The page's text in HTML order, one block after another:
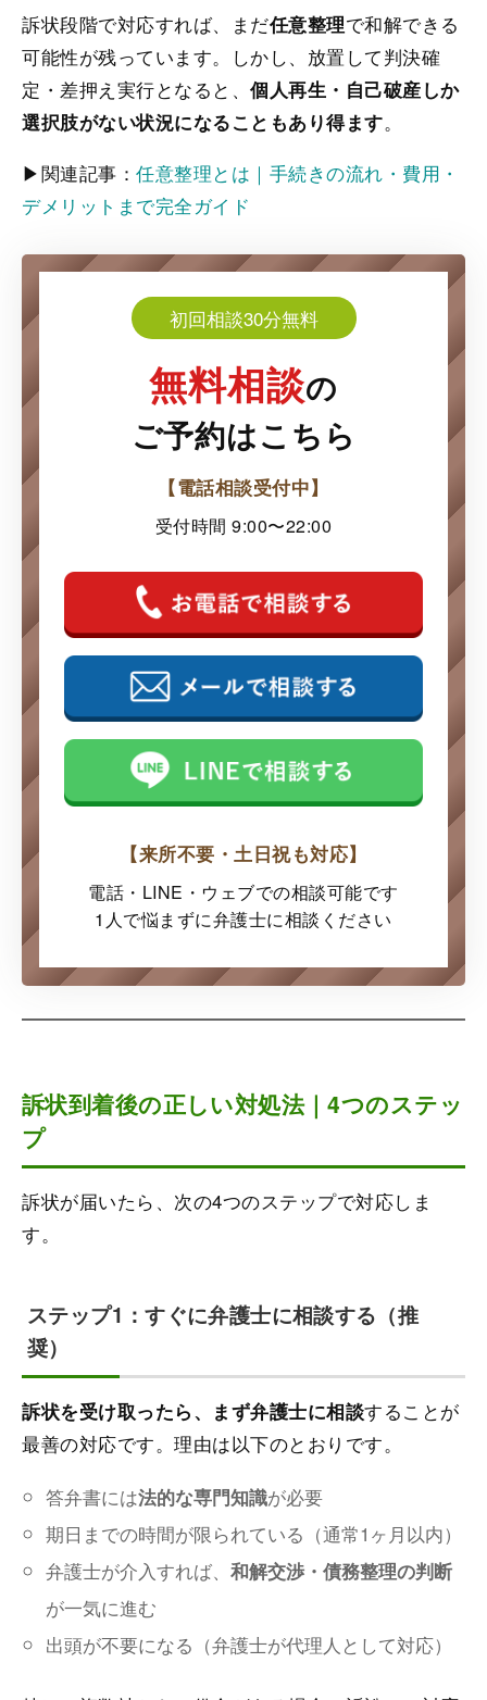
訴状段階で対応すれば、まだ任意整理で和解できる
可能性が残っています。しかし、放置して判決確
定・差押え実行となると、個人再生・自己破産しか
選択肢がない状況になることもあり得ます。
▶関連記事：任意整理とは｜手続きの流れ・費用・
デメリットまで完全ガイド
初回相談30分無料
無料相談の
ご予約はこちら
【電話相談受付中】
受付時間 9:00〜22:00
【来所不要・土日祝も対応】
電話・LINE・ウェブでの相談可能です
1人で悩まずに弁護士に相談ください
訴状到着後の正しい対処法｜4つのステッ
プ
訴状が届いたら、次の4つのステップで対応しま
す。
ステップ1：すぐに弁護士に相談する（推
奨）
訴状を受け取ったら、まず弁護士に相談することが
最善の対応です。理由は以下のとおりです。
答弁書には法的な専門知識が必要
期日までの時間が限られている（通常1ヶ月以内）
弁護士が介入すれば、和解交渉・債務整理の判断
が一気に進む
出頭が不要になる（弁護士が代理人として対応）